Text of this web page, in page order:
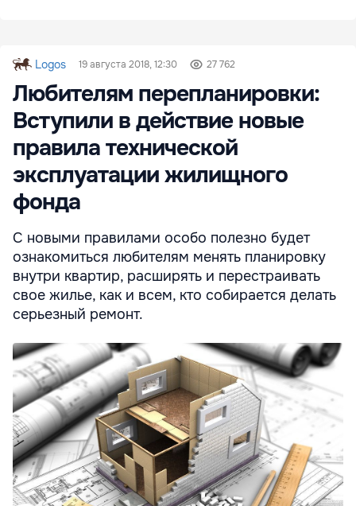
Logos 19 августа 2018, 12:30 27 762
Любителям перепланировки:
Вступили в действие новые
правила технической
эксплуатации жилищного
фонда
С новыми правилами особо полезно будет
ознакомиться любителям менять планировку
внутри квартир, расширять и перестраивать
свое жилье, как и всем, кто собирается делать
серьезный ремонт.